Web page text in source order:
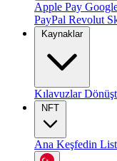
Apple Pay
PayPal Revolut
Kaynaklar
Kılavuzlar
NFT
Ana Keşfedin